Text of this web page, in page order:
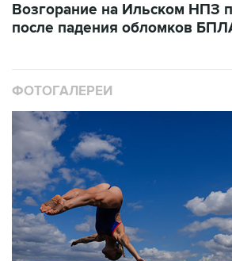
Возгорание на Ильском НПЗ
после падения обломков
ФОТОГАЛЕРЕИ